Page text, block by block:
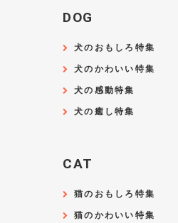
DOG
犬のおもしろ特集
犬のかわいい特集
犬の感動特集
犬の癒し特集
CAT
猫のおもしろ特集
猫のかわいい特集